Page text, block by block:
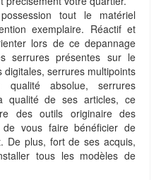
tout le matériel
exemplaire. Réactif et
lors de ce depannage
serrures présentes sur le
serrures multipoints
qualité absolue, serrures
qualité de ses articles, ce
des outils originaire des
de vous faire bénéficier de
De plus, fort de ses acquis,
tous les modèles de